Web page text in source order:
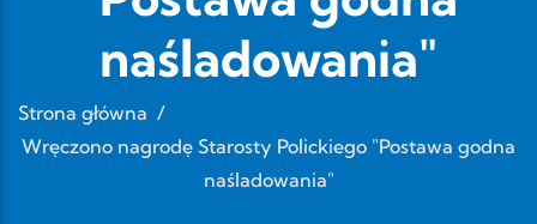
naśladowania"
Strona główna /
Wręczono nagrodę Starosty Polickiego "Postawa godna
naśladowania"